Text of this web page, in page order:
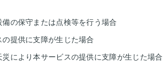
の保守または点検等を行う場合
提供に支障が生じた場合
により本サービスの提供に支障が生じた場合